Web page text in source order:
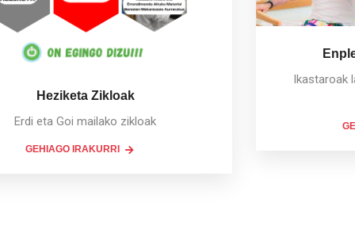
Heziketa Zikloak
Erdi eta Goi mailako zikloak
GEHIAGO IRAKURRI
Ikastaroak